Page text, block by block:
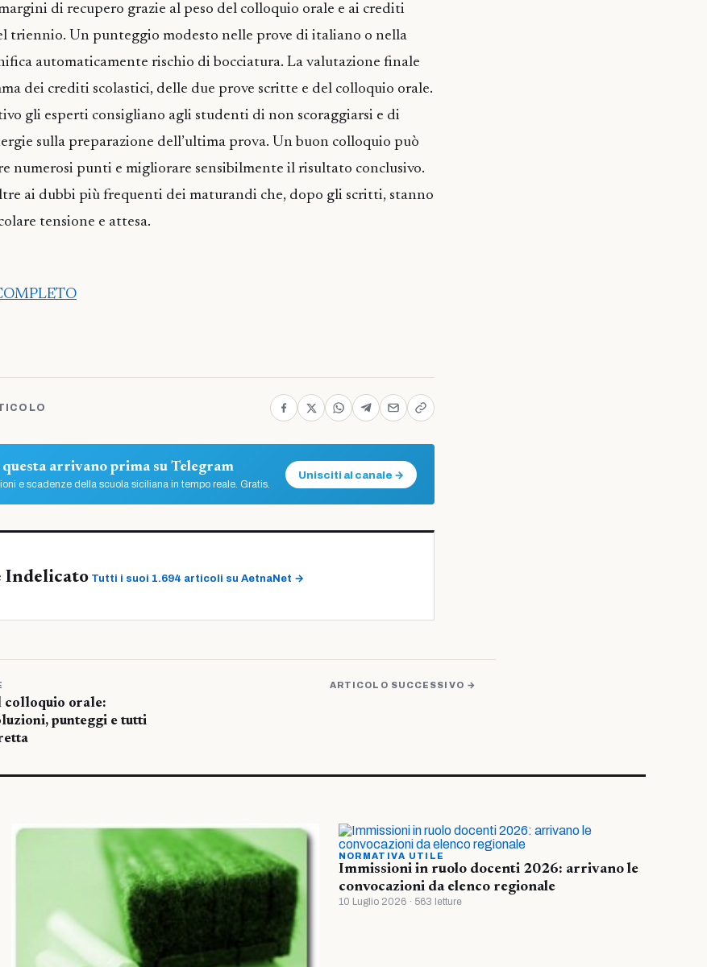
di recupero grazie al peso del colloquio orale e ai crediti
triennio. Un punteggio modesto nelle prove di italiano o nella
automaticamente rischio di bocciatura. La valutazione finale
dei crediti scolastici, delle due prove scritte e del colloquio orale.
gli esperti consigliano agli studenti di non scoraggiarsi e di
sulla preparazione dell’ultima prova. Un buon colloquio può
numerosi punti e migliorare sensibilmente il risultato conclusivo.
ai dubbi più frequenti dei maturandi che, dopo gli scritti, stanno
tensione e attesa.
arrivano prima su Telegram
e scadenze della scuola siciliana in tempo reale. Gratis.
Unisciti al canale →
Indelicato Tutti i suoi 1.694 articoli su AetnaNet →
colloquio orale:
punteggi e tutti
ARTICOLO SUCCESSIVO →
NORMATIVA UTILE
Immissioni in ruolo docenti 2026: arrivano le
convocazioni da elenco regionale
10 Luglio 2026 · 563 letture